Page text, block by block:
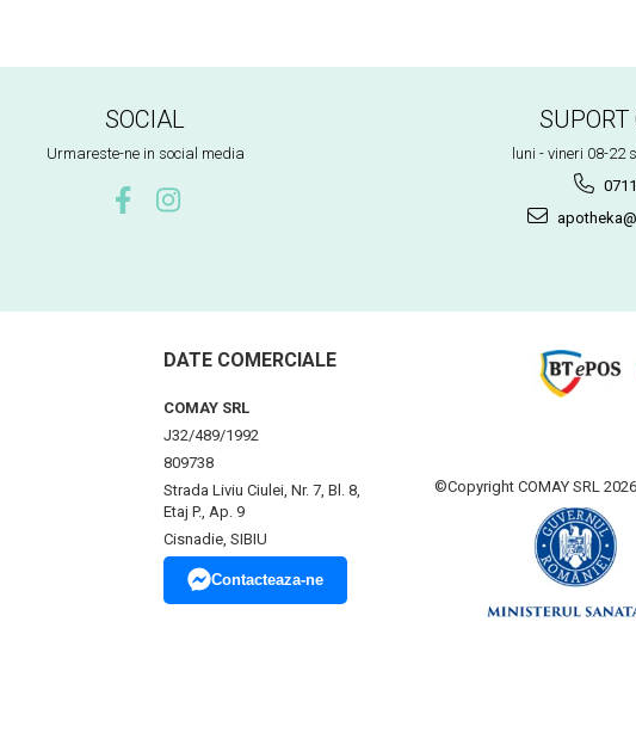
SOCIAL
Urmareste-ne in social media
luni - vineri 08-22
DATE COMERCIALE
COMAY SRL
J32/489/1992
809738
Strada Liviu Ciulei, Nr. 7, Bl. 8,
Etaj P., Ap. 9
Cisnadie, SIBIU
Contacteaza-ne
©Copyright COMAY SRL 2026